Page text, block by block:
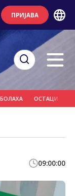
ПРИЈАВА
ОСТАЦИ ЊЕМАЧКИХ
09:00:00